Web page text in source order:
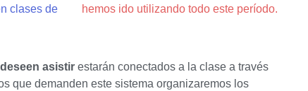
clases de
hemos ido utilizando todo este período.
asistir estarán conectados a la clase a través
que demanden este sistema organizaremos los